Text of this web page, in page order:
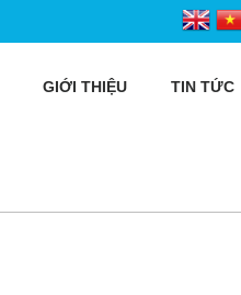
GIỚI THIỆU TIN TỨC